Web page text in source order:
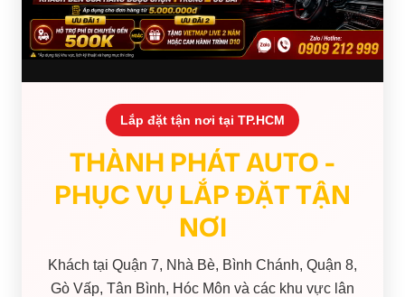
Lắp đặt tận nơi tại TP.HCM
THÀNH PHÁT AUTO -
PHỤC VỤ LẮP ĐẶT TẬN
NƠI
Khách tại Quận 7, Nhà Bè, Bình Chánh, Quận 8,
Gò Vấp, Tân Bình, Hóc Môn và các khu vực lân